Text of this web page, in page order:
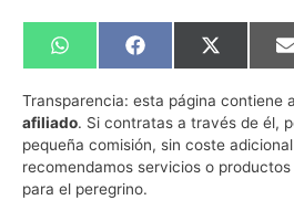
Compartir
en
WhatsApp
Compartir
en
Facebook
en
X
(Twitter)
Transparencia: esta página contiene
afiliado. Si contratas a través de él,
pequeña comisión, sin coste
recomendamos servicios o
para el peregrino.